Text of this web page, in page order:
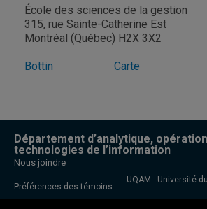
École des sciences de la gestion
315, rue Sainte-Catherine Est
Montréal (Québec) H2X 3X2
Bottin Carte
Département d’analytique,
technologies de l’information
Nous joindre
Préférences des témoins
UQAM - Université